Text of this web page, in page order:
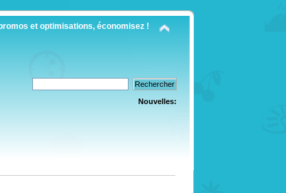
et optimisations, économisez !
Nouvelles: